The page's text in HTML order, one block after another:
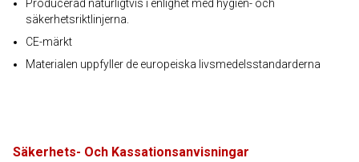
Producerad naturligtvis i enlighet med hygien- och
säkerhetsriktlinjerna.
CE-märkt
Materialen uppfyller de europeiska livsmedelsstandarderna
Säkerhets- Och Kassationsanvisningar